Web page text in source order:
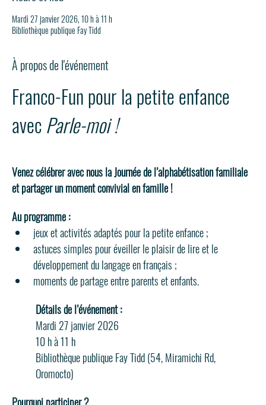
Mardi 27 janvier 2026, 10 h à 11 h
Bibliothèque publique Fay Tidd
À propos de l'événement
Franco-Fun pour la petite enfance
avec Parle-moi !
Venez célébrer avec nous la Journée de l’alphabétisation familiale
et partager un moment convivial en famille !
Au programme :
jeux et activités adaptés pour la petite enfance ;
astuces simples pour éveiller le plaisir de lire et le
développement du langage en français ;
moments de partage entre parents et enfants.
Détails de l’événement :
Mardi 27 janvier 2026
10 h à 11 h
Bibliothèque publique Fay Tidd (54, Miramichi Rd,
Oromocto)